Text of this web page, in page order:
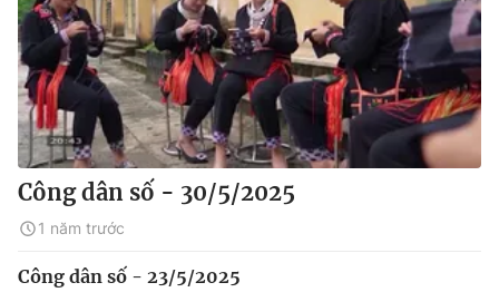
Công dân số - 30/5/2025
1 năm trước
Công dân số - 23/5/2025